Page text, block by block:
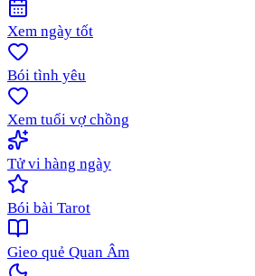
Xem ngày tốt
Bói tình yêu
Xem tuổi vợ chồng
Tử vi hàng ngày
Bói bài Tarot
Gieo quẻ Quan Âm